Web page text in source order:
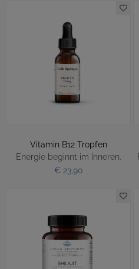
Vitamin B12 Tropfen
Energie beginnt im Inneren.
€ 23,90